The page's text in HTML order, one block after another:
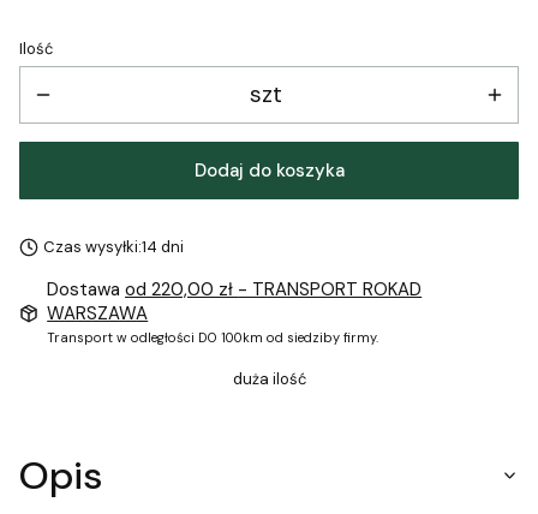
Ilość
szt
Dodaj do koszyka
Czas wysyłki:14 dni
Dostawaod 220,00 zł - TRANSPORT ROKAD
WARSZAWA
Transport w odległości DO 100km od siedziby firmy.
duża ilość
Opis